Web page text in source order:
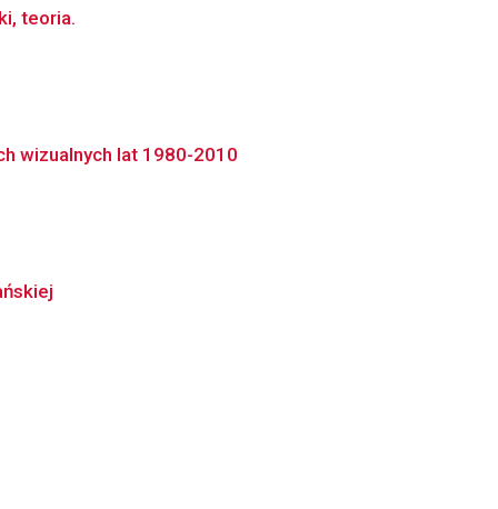
teoria.
wizualnych lat 1980-2010